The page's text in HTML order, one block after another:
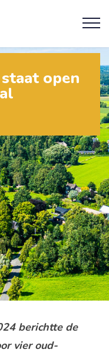
open
berichtte de
vier oud-